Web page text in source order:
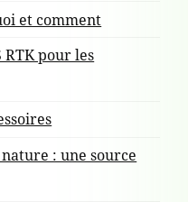
et comment
RTK pour les
: une source